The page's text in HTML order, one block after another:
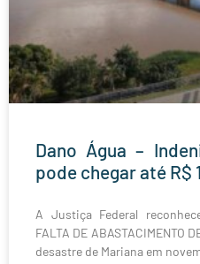
Dano Água –
pode chegar até R$
A Justiça Federal
FALTA DE ABASTACIMENTO
desastre de Mariana em